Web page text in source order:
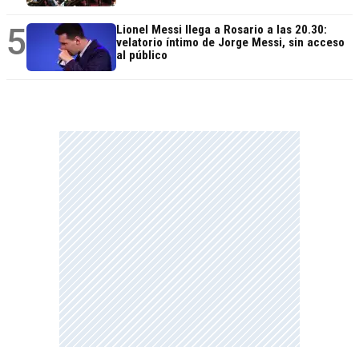
5
Lionel Messi llega a Rosario a las 20.30:
velatorio íntimo de Jorge Messi, sin acceso
al público